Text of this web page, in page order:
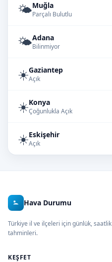
🌤️Muğla
Parçalı Bulutlu
🌤️Adana
Bilinmiyor
☀️Gaziantep
Açık
☀️Konya
Çoğunlukla Açık
☀️Eskişehir
Açık
Hava Durumu
Türkiye il ve ilçeleri için günlük,
tahminleri.
KEŞFET